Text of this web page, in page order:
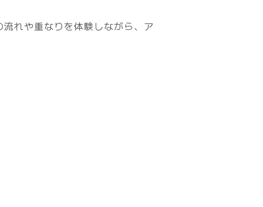
れや重なりを体験しながら、ア